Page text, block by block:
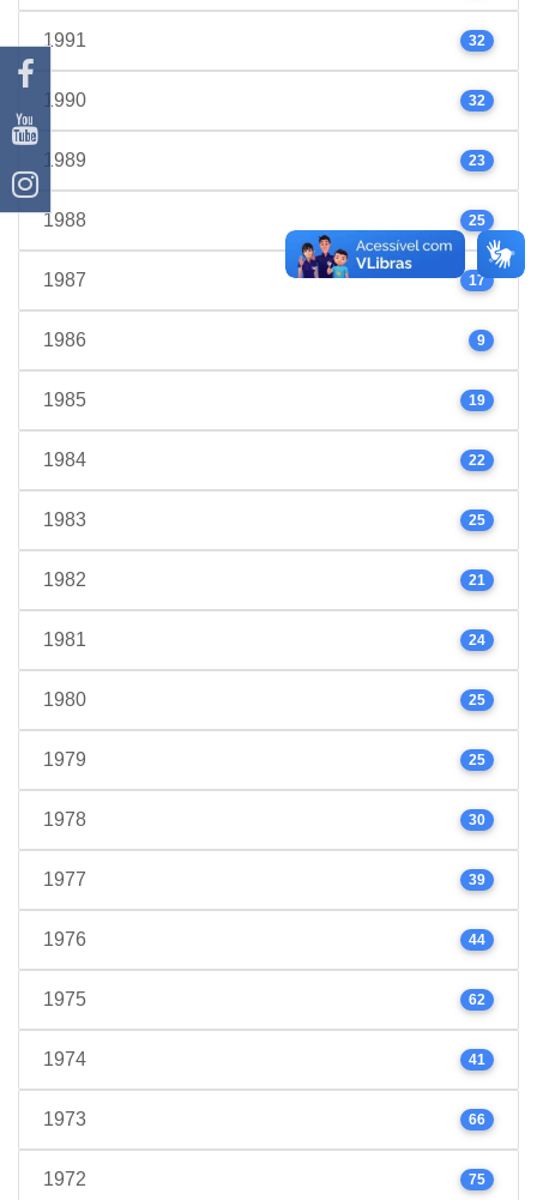
1991 32
1990 32
1989 23
1988 25
1987 17
1986 9
1985 19
1984 22
1983 25
1982 21
1981 24
1980 25
1979 25
1978 30
1977 39
1976 44
1975 62
1974 41
1973 66
1972 75